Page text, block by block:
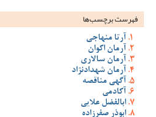
فهرست برچسب‌ها
آرتا منهاجی
آرمان اکوان
آرمان سالاری
آرمان شهدادنژاد
آگهی مناقصه
آکادمی
ابالفضل علایی
ابوذر صفرزاده